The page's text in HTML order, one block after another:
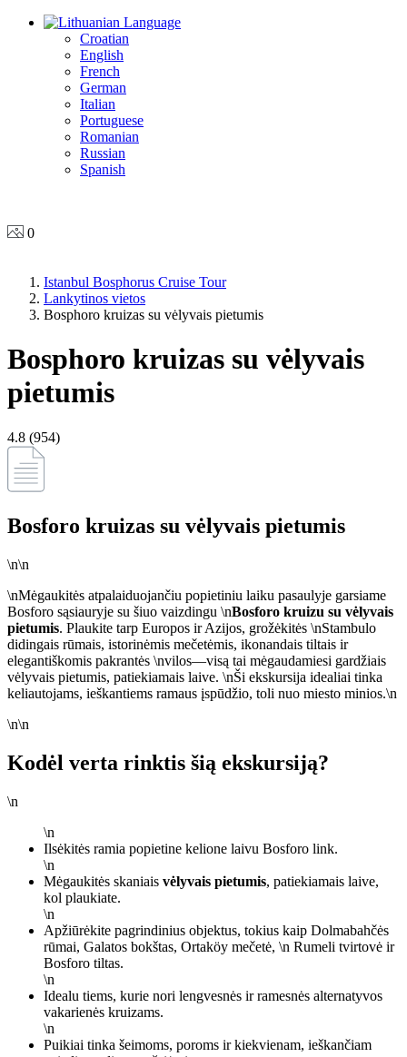
Language
Croatian
English
French
German
Italian
Portuguese
Romanian
Russian
Spanish
0
Istanbul Bosphorus Cruise Tour
Lankytinos vietos
Bosphoro kruizas su vėlyvais pietumis
Bosphoro kruizas su vėlyvais
pietumis
4.8 (954)
Bosforo kruizas su vėlyvais pietumis
\n\n
\nMėgaukitės atpalaiduojančiu popietiniu laiku pasaulyje garsiame
Bosforo sąsiauryje su šiuo vaizdingu \nBosforo kruizu su vėlyvais
pietumis. Plaukite tarp Europos ir Azijos, grožėkitės \nStambulo
didingais rūmais, istorinėmis mečetėmis, ikonandais tiltais ir
elegantiškomis pakrantės \nvilos—visą tai mėgaudamiesi gardžiais
vėlyvais pietumis, patiekiamais laive. \nŠi ekskursija idealiai tinka
keliautojams, ieškantiems ramaus įspūdžio, toli nuo miesto minios.\n
\n\n
Kodėl verta rinktis šią ekskursiją?
\n
\n
Ilsėkitės ramia popietine kelione laivu Bosforo link.
\n
Mėgaukitės skaniais vėlyvais pietumis, patiekiamais laive,
kol plaukiate.
\n
Apžiūrėkite pagrindinius objektus, tokius kaip Dolmabahčės
rūmai, Galatos bokštas, Ortaköy mečetė, \n Rumeli tvirtovė ir
Bosforo tiltas.
\n
Idealu tiems, kurie nori lengvesnės ir ramesnės alternatyvos
vakarienės kruizams.
\n
Puikiai tinka šeimoms, poroms ir kiekvienam, ieškančiam